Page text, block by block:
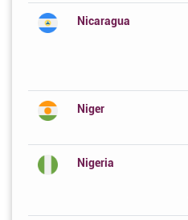
Nicaragua
Niger
Nigeria